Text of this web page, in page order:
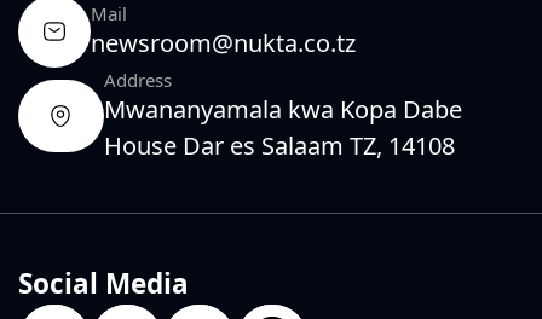
Mail
newsroom@nukta.co.tz
Address
Mwananyamala kwa Kopa Dabe
House Dar es Salaam TZ, 14108
Social Media